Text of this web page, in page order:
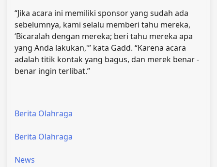
“Jika acara ini memiliki sponsor yang sudah ada
sebelumnya, kami selalu memberi tahu mereka,
‘Bicaralah dengan mereka; beri tahu mereka apa
yang Anda lakukan,'” kata Gadd. “Karena acara
adalah titik kontak yang bagus, dan merek benar -
benar ingin terlibat.”
Berita Olahraga
Berita Olahraga
News